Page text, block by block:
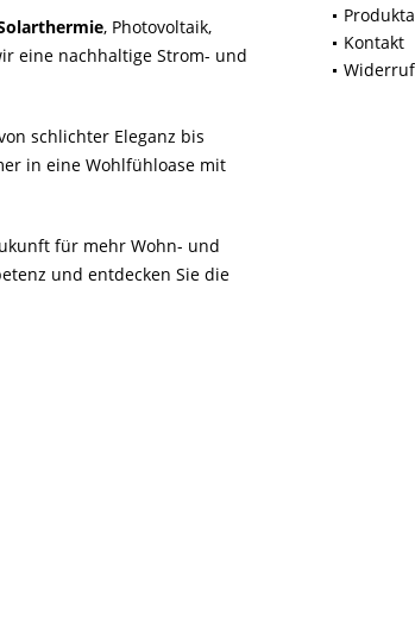
, Photovoltaik,
eine nachhaltige Strom- und
schlichter Eleganz bis
in eine Wohlfühloase mit
für mehr Wohn- und
und entdecken Sie die
Kontakt